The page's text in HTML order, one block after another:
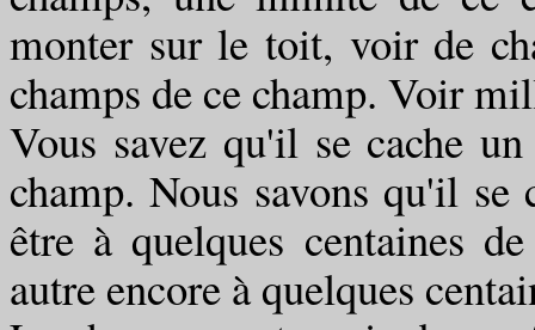
monter sur le toit, voir de
champs de ce champ. Voir
Vous savez qu'il se cache
champ. Nous savons qu'il se
être à quelques centaines
autre encore à quelques